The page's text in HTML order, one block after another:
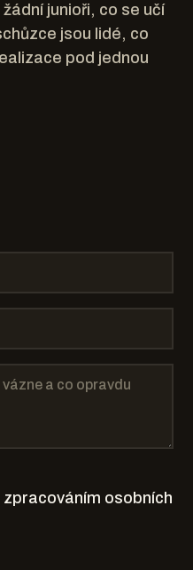
junioři, co se učí
jsou lidé, co
pod jednou
zpracováním osobních